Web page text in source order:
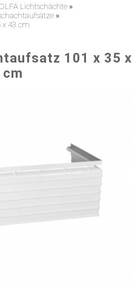
Lichtschächte »
»
x 43 cm
101 x 35 x